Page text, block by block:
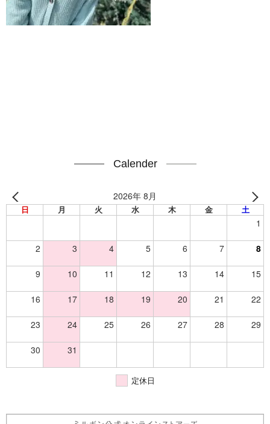
Calender
2026年 8月
日 月 火 水 木 金 土
1
2 3 4 5 6 7 8
9 10 11 12 13 14 15
16 17 18 19 20 21 22
23 24 25 26 27 28 29
30 31
定休日